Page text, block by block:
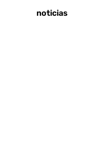
Últimas noticias